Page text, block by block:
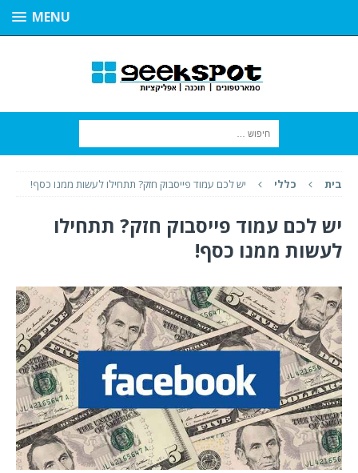
MENU
בית כללי יש לכם עמוד פייסבוק חזק? תתחילו לעשות ממנו כסף!
יש לכם עמוד פייסבוק חזק? תתחילו
לעשות ממנו כסף!